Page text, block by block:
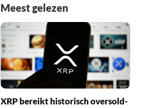
Meest gelezen
XRP bereikt historisch oversold-